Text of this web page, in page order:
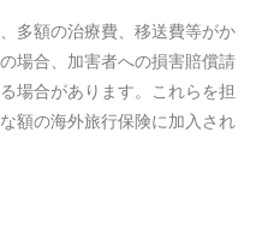
多額の治療費、移送費等がか
場合、加害者への損害賠償請
場合があります。これらを担
額の海外旅行保険に加入され